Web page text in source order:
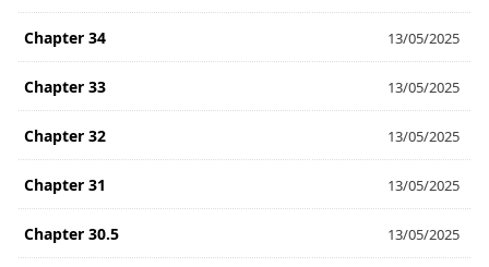
Chapter 34 13/05/2025
Chapter 33 13/05/2025
Chapter 32 13/05/2025
Chapter 31 13/05/2025
Chapter 30.5 13/05/2025